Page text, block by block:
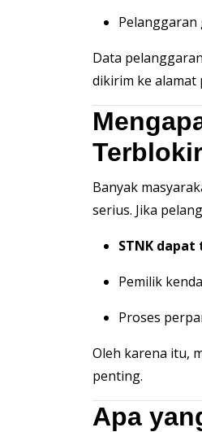
Data
dikirim ke alamat
Banyak
serius. Jika
STNK
Pemilik
Proses
Oleh karena itu,
penting.
Apa